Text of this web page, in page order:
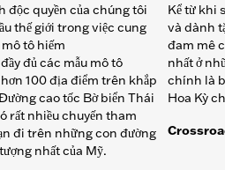
độc quyền của chúng tôi
thế giới trong việc cung
tô hiếm
đủ các mẫu mô tô
100 địa điểm trên khắp
cao tốc Bờ biển Thái
rất nhiều chuyến tham
đi trên những con đường
nhất của Mỹ.
Kể từ khi
và dành
đam mê
nhất ở
chính là
Hoa Kỳ